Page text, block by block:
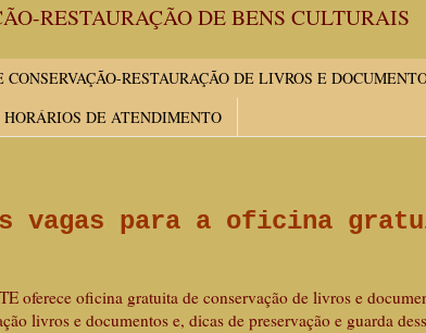
RESTAURAÇÃO DE BENS CULTURAIS
RESTAURAÇÃO DE LIVROS E
HORÁRIOS DE ATENDIMENTO
vagas para a oficina
oferece oficina gratuita de conservação de livros e
livros e documentos e, dicas de preservação e guarda